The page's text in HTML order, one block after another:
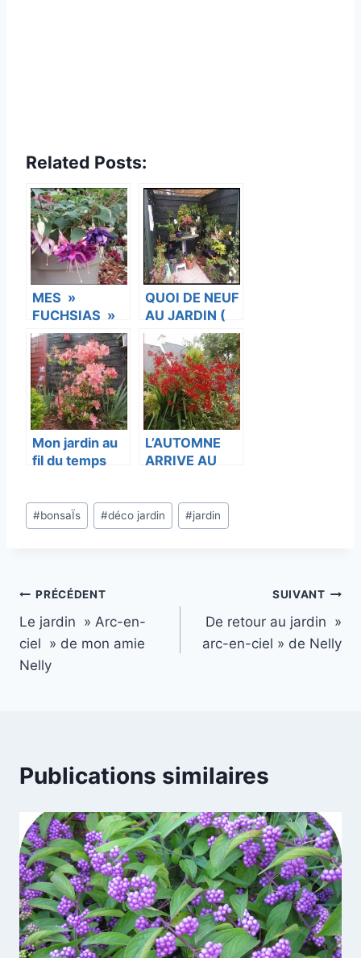
Related Posts:
MES »
FUCHSIAS »
ET MON
JARDIN
QUOI DE NEUF
AU JARDIN (
suite)
Mon jardin au
fil du temps
L’AUTOMNE
ARRIVE AU
Étiquettes
de
#bonsaÏs #déco jardin #jardin
Navigation
de
l’article
PRÉCÉDENT
Le jardin » Arc-en-
ciel » de mon amie
Nelly
SUIVANT
De retour au jardin »
arc-en-ciel » de Nelly
Publications similaires